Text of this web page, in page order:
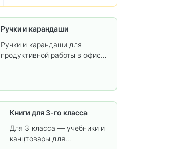
Ручки и карандаши
Ручки и карандаши для
продуктивной работы в офисе
Книги для 3-го класса
Для 3 класса — учебники и
канцтовары для